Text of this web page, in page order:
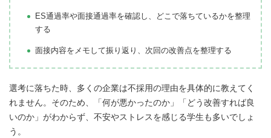
ES通過率や面接通過率を確認し、どこで落ちているかを整理
する
面接内容をメモして振り返り、次回の改善点を整理する
選考に落ちた時、多くの企業は不採用の理由を具体的に教えてく
れません。そのため、「何が悪かったのか」「どう改善すれば良
いのか」がわからず、不安やストレスを感じる学生も多いでしょ
う。